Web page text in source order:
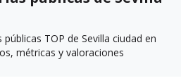
TOP de Sevilla ciudad en
métricas y valoraciones